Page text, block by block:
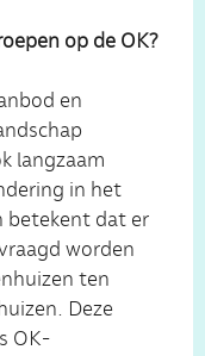
op de OK?
en
langzaam
in het
betekent dat er
worden
ten
Deze
OK-